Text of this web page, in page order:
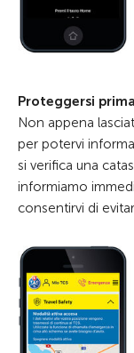
Proteggersi
Non appena
per potervi
si verifica una
informiamo
consentirvi di